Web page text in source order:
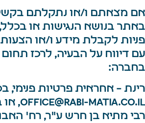
אם מצאתם ו/או נתקלתם
באתר בנושא הנגישות או
פניות לקבלת מידע ו/או הצעות
עם דיווח על הבעיה, לרכז
בחברה:
רינת – אחראית פרטיות פנימי,
office@rabi-matia.co.il
,
רבי מתיא בן חרש ע"ר, רח' האבות 14,